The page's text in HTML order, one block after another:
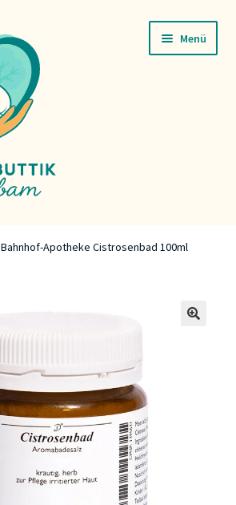
Menü
Bahnhof-Apotheke Cistrosenbad 100ml